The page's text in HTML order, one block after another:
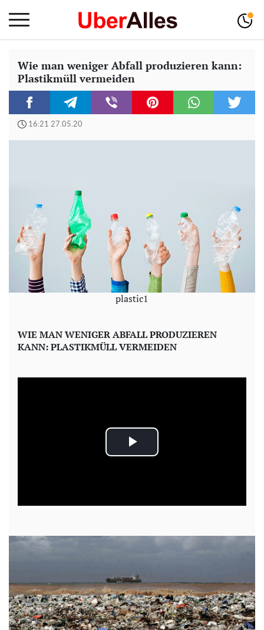
Wie man weniger Abfall produzieren kann:
Plastikmüll vermeiden
16:21 27.05.20
plastic1
WIE MAN WENIGER ABFALL PRODUZIEREN
KANN: PLASTIKMÜLL VERMEIDEN
P
a
y
i
d